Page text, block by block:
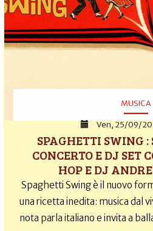
MUSICA
Ven, 25/09/
SPAGHETTI SWING
CONCERTO E DJ SET
HOP E DJ
Spaghetti Swing è il nuovo
una ricetta inedita: musica dal
nota parla italiano e invita a